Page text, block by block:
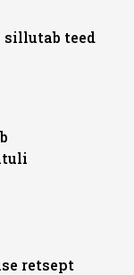
sillutab teed
retsept